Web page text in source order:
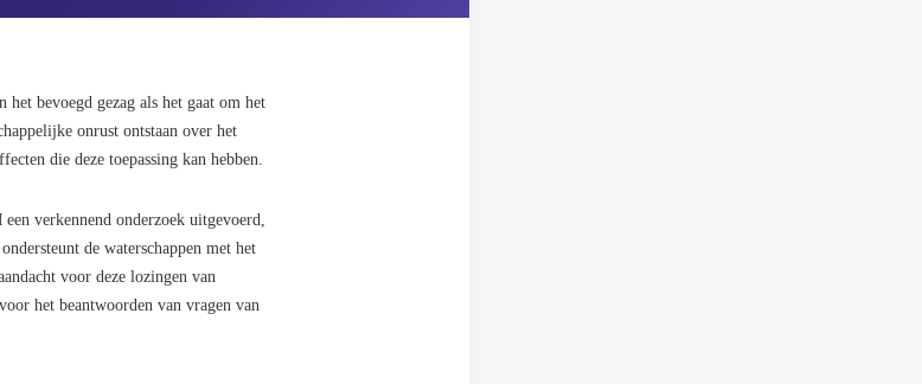
het bevoegd gezag als het gaat om het
onrust ontstaan over het
die deze toepassing kan hebben.
verkennend onderzoek uitgevoerd,
de waterschappen met het
voor deze lozingen van
het beantwoorden van vragen van